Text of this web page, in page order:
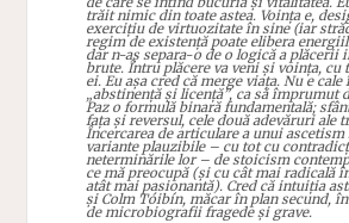
trăit nimic din toate astea. Voința e,
exercițiu de virtuozitate în sine (iar
regim de existență poate elibera
dar n-aș separa-o de o logică a plăcerii
brute. Întru plăcere va veni și voința, cu
ei. Eu așa cred că merge viața. Nu e cale
„abstinență și licență”, ca să împrumut
Paz o formulă binară fundamentală;
fața și reversul, cele două adevăruri ale
Încercarea de articulare a unui ascetism
variante plauzibile – cu tot cu
neterminările lor – de stoicism
ce mă preocupă (și cu cât mai radicală
atât mai pasionantă). Cred că intuiția
și Colm Tóibín, măcar în plan secund,
de microbiografii fragede și grave.